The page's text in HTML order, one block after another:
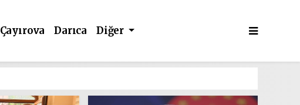
Çayırova Darıca Diğer